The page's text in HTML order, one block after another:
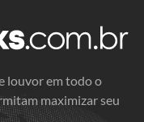
louvor em todo o
maximizar seu